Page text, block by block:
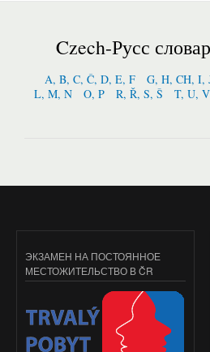
Czech-Русс
A, B, C, Č, D, E, F
G, H, CH, I,
L, M, N
O, P R, Ř, S, Š T, U, V
ЭКЗАМЕН НА ПОСТОЯННОЕ
МЕСТОЖИТЕЛЬСТВО В ČR